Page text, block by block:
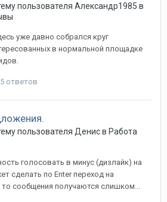
пользователя Александр1985 в
уже давно собрался круг
в нормальной площадке
ответов
пользователя Денисв Работа
голосовать в минус (дизлайк) на
сделать по Enter переход на
сообщения получаются слишком...